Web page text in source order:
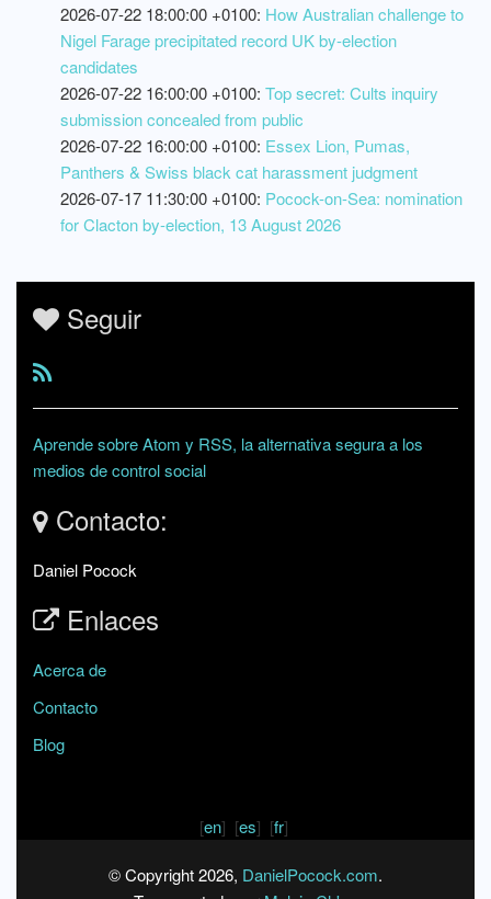
2026-07-22 18:00:00 +0100: How Australian challenge to
Nigel Farage precipitated record UK by-election
candidates
2026-07-22 16:00:00 +0100: Top secret: Cults inquiry
submission concealed from public
2026-07-22 16:00:00 +0100: Essex Lion, Pumas,
Panthers & Swiss black cat harassment judgment
2026-07-17 11:30:00 +0100: Pocock-on-Sea: nomination
for Clacton by-election, 13 August 2026
Seguir
Aprende sobre Atom y RSS, la alternativa segura a los
medios de control social
Contacto:
Daniel Pocock
Enlaces
Acerca de
Contacto
Blog
[en] [es] [fr]
© Copyright 2026, DanielPocock.com.